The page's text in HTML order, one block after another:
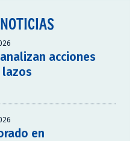
analizan acciones
lazos
en